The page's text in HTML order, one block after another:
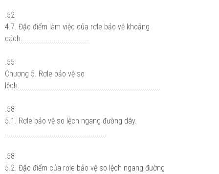
.52
4.7. Đặc điểm làm việc của rơle bảo vệ khoảng
cách...................................
.55
Chương 5. Rơle bảo vệ so
lệch.........................................................................
.58
5.1. Rơle bảo vệ so lệch ngang đường dây.
.58
5.2. Đặc điểm của rơle bảo vệ so lệch ngang đường